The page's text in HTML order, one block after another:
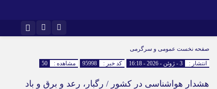
اینستاگرام
صفحه نخست عمومی و سرگرمی
انتشار : 3 - ژوئن - 2026 - 16:18 کد خبر : 95998 مشاهده : 50
هشدار هواشناسی در کشور / رگبار، رعد و برق و باد